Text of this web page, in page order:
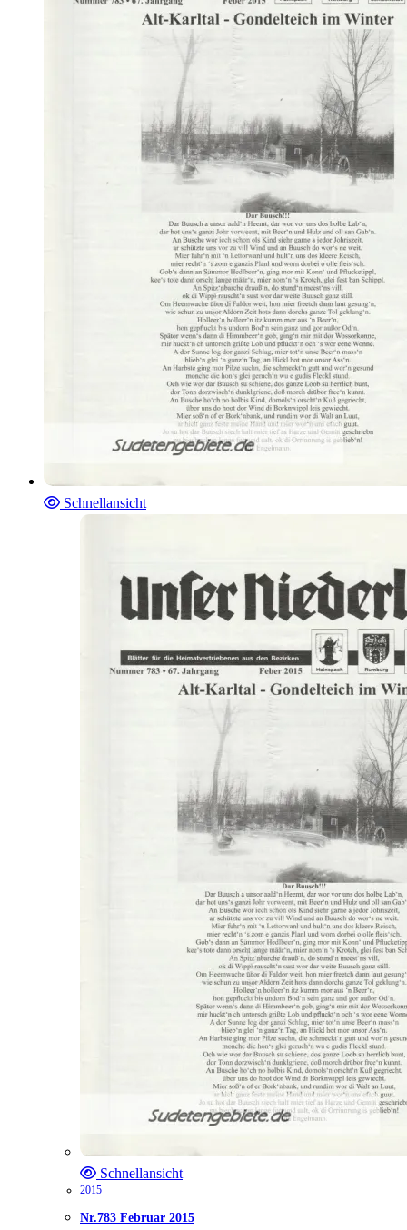
Schnellansicht
Schnellansicht
2015
Nr.783 Februar 2015